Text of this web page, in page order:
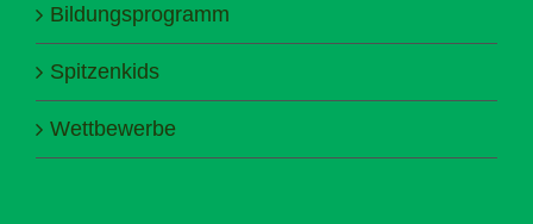
Bildungsprogramm
Spitzenkids
Wettbewerbe